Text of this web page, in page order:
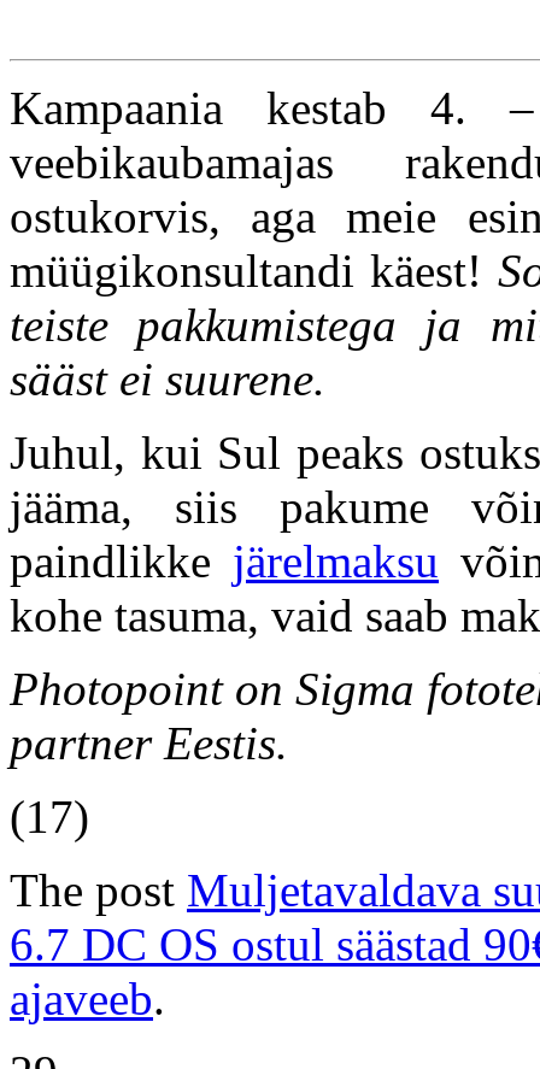
Kampaania kestab 4.
veebikaubamajas
ostukorvis, aga meie
müügikonsultandi käest!
teiste pakkumistega ja
sääst ei suurene.
Juhul, kui Sul peaks
jääma, siis pakume
paindlikke järelmaksu
kohe tasuma, vaid saab
Photopoint on Sigma
partner Eestis.
(17)
The post Muljetavaldava
6.7 DC OS ostul säästad
ajaveeb.